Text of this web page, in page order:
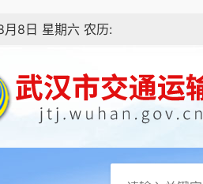
8日 星期六 农历: